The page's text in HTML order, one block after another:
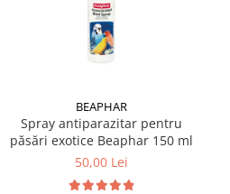
BEAPHAR
Spray antiparazitar pentru
păsări exotice Beaphar 150 ml
50,00 Lei